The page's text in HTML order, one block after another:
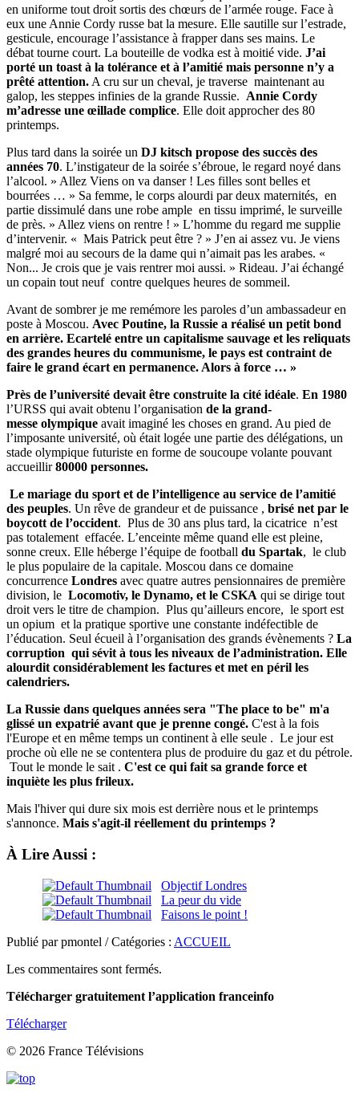
en uniforme tout droit sortis des chœurs de l’armée rouge. Face à
eux une Annie Cordy russe bat la mesure. Elle sautille sur l’estrade,
gesticule, encourage l’assistance à frapper dans ses mains. Le
débat tourne court. La bouteille de vodka est à moitié vide. J’ai
porté un toast à la tolérance et à l’amitié mais personne n’y a
prêté attention. A cru sur un cheval, je traverse maintenant au
galop, les steppes infinies de la grande Russie. Annie Cordy
m’adresse une œillade complice. Elle doit approcher des 80
printemps.
Plus tard dans la soirée un DJ kitsch propose des succès des
années 70. L’instigateur de la soirée s’ébroue, le regard noyé dans
l’alcool. » Allez Viens on va danser ! Les filles sont belles et
bourrées … » Sa femme, le corps alourdi par deux maternités, en
partie dissimulé dans une robe ample en tissu imprimé, le surveille
de près. » Allez viens on rentre ! » L’homme du regard me supplie
d’intervenir. « Mais Patrick peut être ? » J’en ai assez vu. Je viens
malgré moi au secours de la dame qui n’aimait pas les arabes. «
Non... Je crois que je vais rentrer moi aussi. » Rideau. J’ai échangé
un copain tout neuf contre quelques heures de sommeil.
Avant de sombrer je me remémore les paroles d’un ambassadeur en
poste à Moscou. Avec Poutine, la Russie a réalisé un petit bond
en arrière. Ecartelé entre un capitalisme sauvage et les reliquats
des grandes heures du communisme, le pays est contraint de
faire le grand écart en permanence. Alors à force … »
Près de l’université devait être construite la cité idéale. En 1980
l’URSS qui avait obtenu l’organisation de la grand-
messe olympique avait imaginé les choses en grand. Au pied de
l’imposante université, où était logée une partie des délégations, un
stade olympique futuriste en forme de soucoupe volante pouvant
accueillir80000 personnes.
Le mariage du sport et de l’intelligence au service de l’amitié
des peuples. Un rêve de grandeur et de puissance , brisé net par le
boycott de l’occident. Plus de 30 ans plus tard, la cicatrice n’est
pas totalement effacée. L’enceinte même quand elle est pleine,
sonne creux. Elle héberge l’équipe de football du Spartak, le club
le plus populaire de la capitale. Moscou dans ce domaine
concurrence Londres avec quatre autres pensionnaires de première
division, le Locomotiv, le Dynamo, et le CSKA qui se dirige tout
droit vers le titre de champion. Plus qu’ailleurs encore, le sport est
un opium et la pratique sportive une constante indéfectible de
l’éducation. Seul écueil à l’organisation des grands évènements ? La
corruption qui sévit à tous les niveaux de l’administration. Elle
alourdit considérablement les factures et met en péril les
calendriers.
La Russie dans quelques années sera "The place to be" m'a
glissé un expatrié avant que je prenne congé. C'est à la fois
l'Europe et en même temps un continent à elle seule . Le jour est
proche où elle ne se contentera plus de produire du gaz et du pétrole.
Tout le monde le sait . C'est ce qui fait sa grande force et
inquiète les plus frileux.
Mais l'hiver qui dure six mois est derrière nous et le printemps
s'annonce. Mais s'agit-il réellement du printemps ?
À Lire Aussi :
Objectif Londres
La peur du vide
Faisons le point !
Publié par pmontel / Catégories : ACCUEIL
Les commentaires sont fermés.
Télécharger gratuitement l’application franceinfo
Télécharger
© 2026 France Télévisions